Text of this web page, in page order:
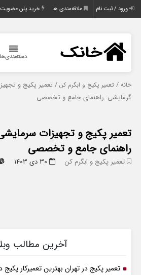
ورود / ثبت نام علاقه‌مندی ها خرید پلن عضویت
دسته‌بندی‌ها
خانه / تعمیر پکیج و ابگرم کن / تعمیر پکیج و
گرمایشی: راهنمای جامع و تخصصی
تعمیر پکیج و تجهیزات
راهنمای جامع و تخصصی
تعمیر پکیج و ابگرم کن
آخرین مطالب
تعمیر پکیج در تهران بهترین تعمیرکار پکیج